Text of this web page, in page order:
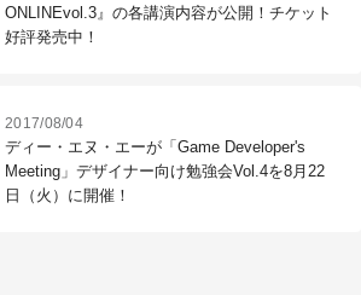
ONLINEvol.3』の各講演内容が公開！チケット
好評発売中！
2017/08/04
ディー・エヌ・エーが「Game Developer's
Meeting」デザイナー向け勉強会Vol.4を8月22
日（火）に開催！